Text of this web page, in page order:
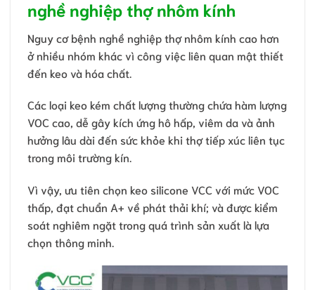
nghề nghiệp thợ nhôm kính
Nguy cơ bệnh nghề nghiệp thợ nhôm kính cao hơn
ở nhiều nhóm khác vì công việc liên quan mật thiết
đến keo và hóa chất.
Các loại keo kém chất lượng thường chứa hàm lượng
VOC cao, dễ gây kích ứng hô hấp, viêm da và ảnh
hưởng lâu dài đến sức khỏe khi thợ tiếp xúc liên tục
trong môi trường kín.
Vì vậy, ưu tiên chọn keo silicone VCC với mức VOC
thấp, đạt chuẩn A+ về phát thải khí; và được kiểm
soát nghiêm ngặt trong quá trình sản xuất là lựa
chọn thông minh.